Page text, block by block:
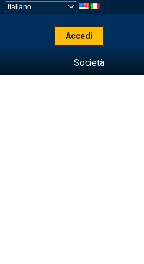
Accedi
Società